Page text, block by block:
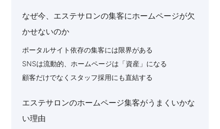
なぜ今、エステサロンの集客にホームページが欠
かせないのか
ポータルサイト依存の集客には限界がある
SNSは流動的、ホームページは「資産」になる
顧客だけでなくスタッフ採用にも直結する
エステサロンのホームページ集客がうまくいかな
い理由